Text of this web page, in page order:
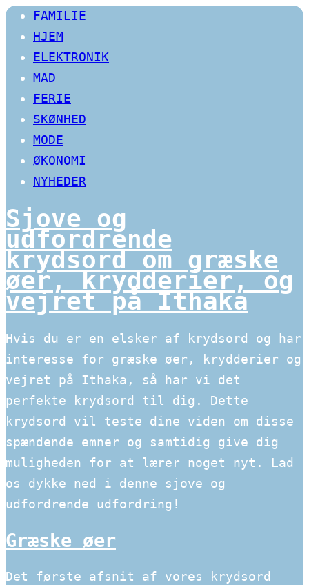
FAMILIE
HJEM
ELEKTRONIK
MAD
FERIE
SKØNHED
MODE
ØKONOMI
NYHEDER
Sjove og
udfordrende
krydsord om græske
øer, krydderier, og
vejret på Ithaka
Hvis du er en elsker af krydsord og har
interesse for græske øer, krydderier og
vejret på Ithaka, så har vi det
perfekte krydsord til dig. Dette
krydsord vil teste dine viden om disse
spændende emner og samtidig give dig
muligheden for at lærer noget nyt. Lad
os dykke ned i denne sjove og
udfordrende udfordring!
Græske øer
Det første afsnit af vores krydsord